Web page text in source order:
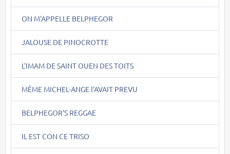
ON M'APPELLE BELPHEGOR
JALOUSE DE PINOCROTTE
L'IMAM DE SAINT OUEN DES TOITS
MÊME MICHEL-ANGE l'AVAIT PREVU
BELPHEGOR'S REGGAE
IL EST CON CE TRISO